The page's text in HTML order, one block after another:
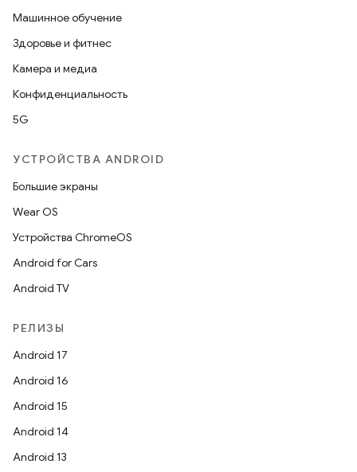
Машинное обучение
Здоровье и фитнес
Камера и медиа
Конфиденциальность
5G
УСТРОЙСТВА ANDROID
Большие экраны
Wear OS
Устройства ChromeOS
Android for Cars
Android TV
РЕЛИЗЫ
Android 17
Android 16
Android 15
Android 14
Android 13